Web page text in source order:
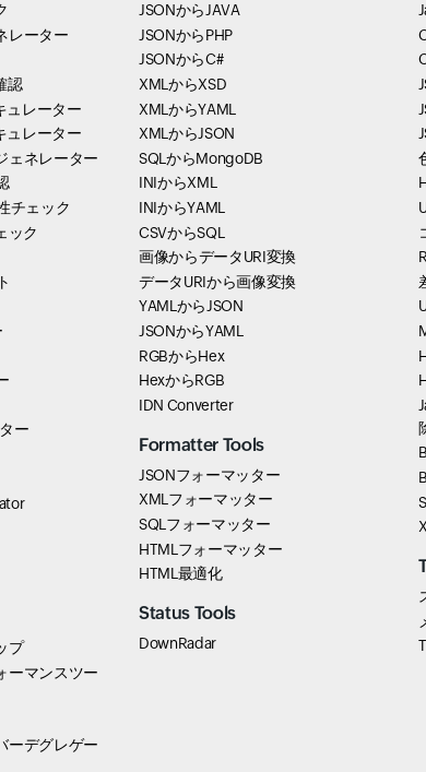
レーター
認
ュレーター
ュレーター
ェネレーター
チェック
ック
ー
プ
ーマンスツー
ーデグレゲー
JSONからJAVA
JSONからPHP
JSONからC#
XMLからXSD
XMLからYAML
XMLからJSON
SQLからMongoDB
INIからXML
INIからYAML
CSVからSQL
画像からデータURI変換
データURIから画像変換
YAMLからJSON
JSONからYAML
RGBからHex
HexからRGB
IDN Converter
Formatter Tools
JSONフォーマッター
XMLフォーマッター
SQLフォーマッター
HTMLフォーマッター
HTML最適化
Status Tools
DownRadar